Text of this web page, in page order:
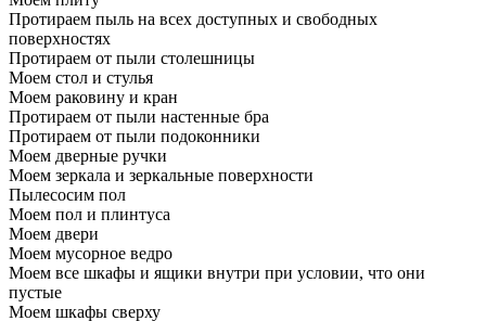
Протираем пыль на всех доступных и свободных
поверхностях
Протираем от пыли столешницы
Моем стол и стулья
Моем раковину и кран
Протираем от пыли настенные бра
Протираем от пыли подоконники
Моем дверные ручки
Моем зеркала и зеркальные поверхности
Пылесосим пол
Моем пол и плинтуса
Моем двери
Моем мусорное ведро
Моем все шкафы и ящики внутри при условии, что они
пустые
Моем шкафы сверху